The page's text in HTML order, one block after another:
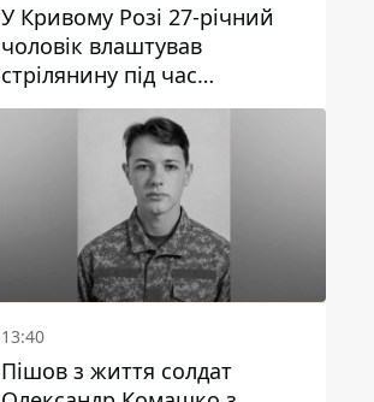
У Кривому Розі 27-річний
чоловік влаштував
стрілянину під час
конфлікту: є поранений
13:40
Пішов з життя солдат